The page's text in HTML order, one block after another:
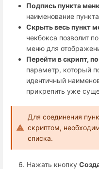
Подпись пункта
наименование
Скрыть весь пункт
чекбокса позволит
меню для
Перейти в скрипт,
параметр, который
идентичный
прикрепить уже
Для соединения
скриптом,
списка.
6. Нажать кнопку